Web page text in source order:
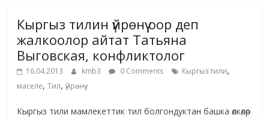
Кыргыз тилин үйрөнүү оор деп
жалкоолор айтат Татьяна
Выговская, конфликтолог
16.04.2013 kmb3 0 Comments Кыргыз тили,
маселе,Тил,үйрөнүү
Кыргыз тили мамлекеттик тил болгондуктан башка өлкөлөр